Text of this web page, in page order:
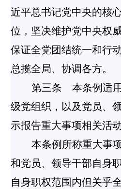
近平总书记党中央的核
位，坚决维护党中央权
保证全党团结统一和行
总揽全局、协调各方。
第三条 本条例适
级党组织，以及党员、
示报告重大事项相关活动
本条例所称重大事
和党员、领导干部自身
自身职权范围内但关乎